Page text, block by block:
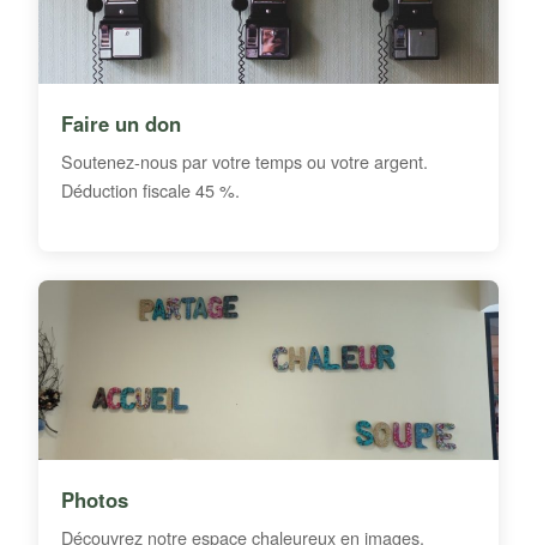
Faire un don
Soutenez-nous par votre temps ou votre argent.
Déduction fiscale 45 %.
Photos
Découvrez notre espace chaleureux en images.